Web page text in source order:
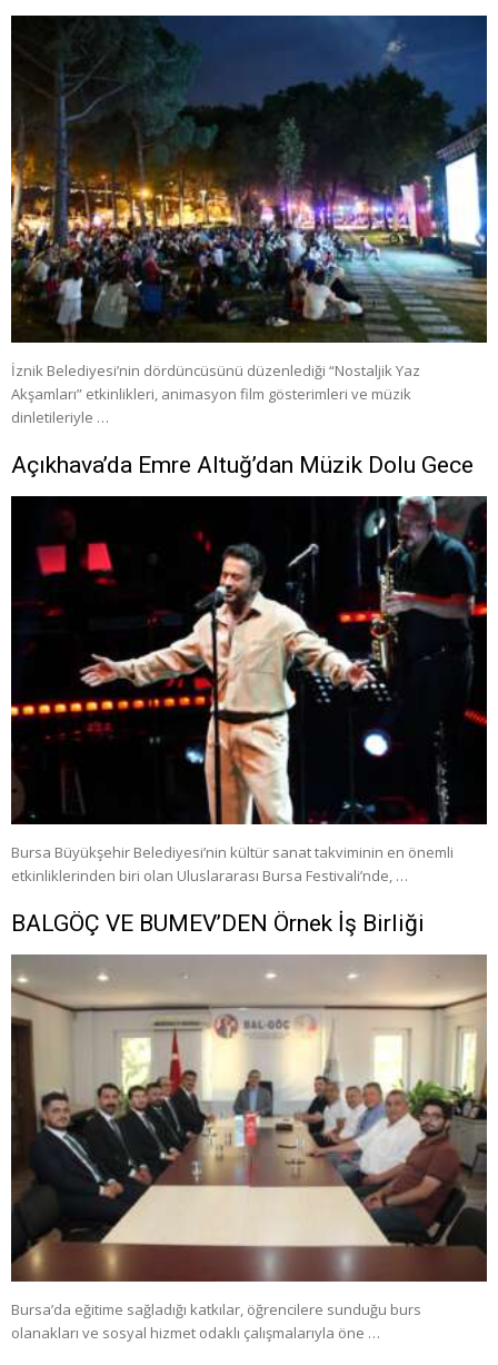
İznik Belediyesi’nin dördüncüsünü düzenlediği “Nostaljik Yaz
Akşamları” etkinlikleri, animasyon film gösterimleri ve müzik
dinletileriyle …
Açıkhava’da Emre Altuğ’dan Müzik Dolu Gece
Bursa Büyükşehir Belediyesi’nin kültür sanat takviminin en önemli
etkinliklerinden biri olan Uluslararası Bursa Festivali’nde, …
BALGÖÇ VE BUMEV’DEN Örnek İş Birliği
Bursa’da eğitime sağladığı katkılar, öğrencilere sunduğu burs
olanakları ve sosyal hizmet odaklı çalışmalarıyla öne …